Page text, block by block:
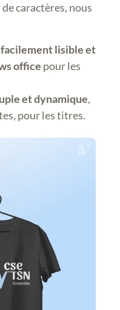
caractères, nous
facilement lisible et
office pour les
et dynamique,
pour les titres.